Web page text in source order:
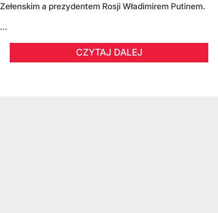
Zełenskim a prezydentem Rosji Władimirem Putinem.
...
CZYTAJ DALEJ